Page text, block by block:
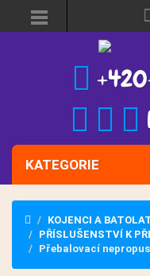
KATEGORIE
KOJENCI A
PŘÍSLUŠENSTVÍ K
Přebalovací